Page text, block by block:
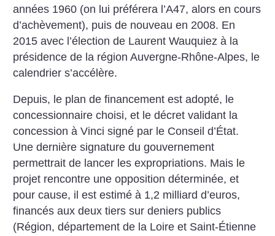
années 1960 (on lui préférera l’A47, alors en cours
d’achèvement), puis de nouveau en 2008. En
2015 avec l’élection de Laurent Wauquiez à la
présidence de la région Auvergne-Rhône-Alpes, le
calendrier s’accélère.
Depuis, le plan de financement est adopté, le
concessionnaire choisi, et le décret validant la
concession à Vinci signé par le Conseil d’État.
Une dernière signature du gouvernement
permettrait de lancer les expropriations. Mais le
projet rencontre une opposition déterminée, et
pour cause, il est estimé à 1,2 milliard d’euros,
financés aux deux tiers sur deniers publics
(Région, département de la Loire et Saint-Étienne